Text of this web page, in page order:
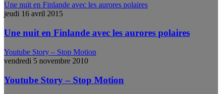
Une nuit en Finlande avec les aurores polaires
jeudi 16 avril 2015
Une nuit en Finlande avec les aurores polaires
Youtube Story – Stop Motion
vendredi 5 novembre 2010
Youtube Story – Stop Motion